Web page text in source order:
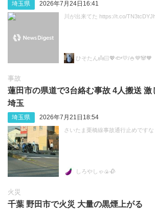
埼玉県 2026年7月24日16:41
川が出来てた https://t.co/
ひそたん👼🏻💖🐟️💛/🍚💙🐼🧡
事故
蓮田市の県道で3台絡む事故 4人搬送 激
埼玉
埼玉県 2026年7月21日18:54
さいたま栗橋線事故通行止めです
しろやしゃ🍙🥀
火災
千葉 野田市で火災 大量の黒煙上がる